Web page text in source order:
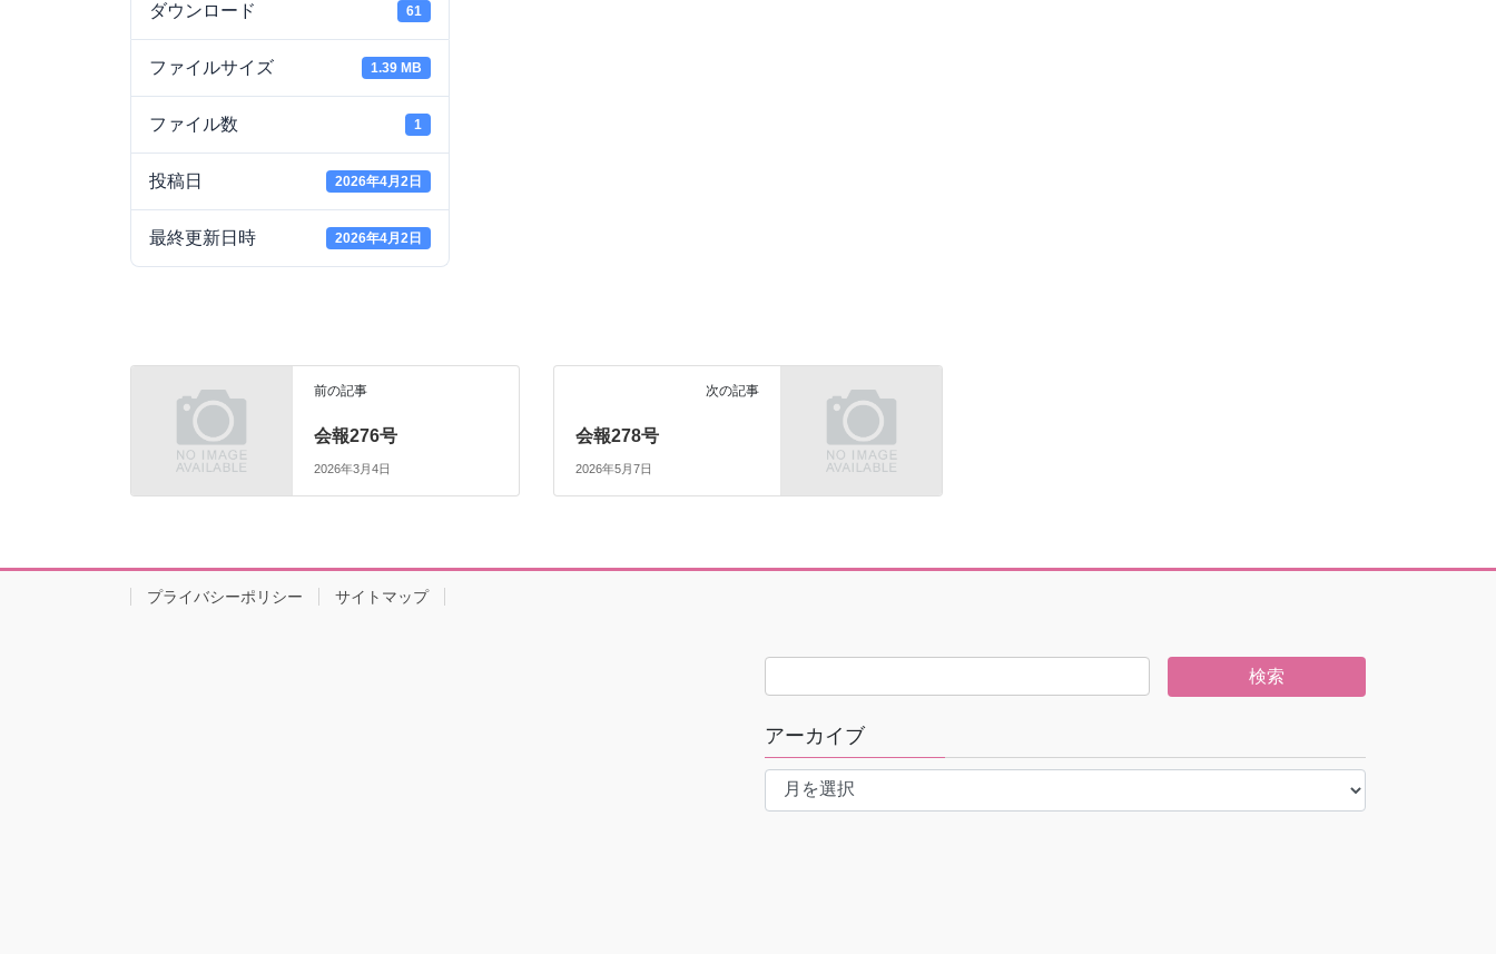
ダウンロード 61
ファイルサイズ 1.39 MB
ファイル数 1
投稿日 2026年4月2日
最終更新日時 2026年4月2日
前の記事
会報276号
2026年3月4日
次の記事
会報278号
2026年5月7日
プライバシーポリシー サイトマップ
アーカイブ
ア